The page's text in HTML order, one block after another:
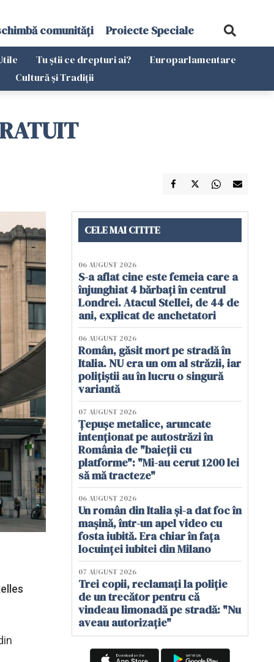
comunități Proiecte Speciale
Tu știi ce drepturi ai?
Europarlamentare
Cultură și Tradiții
CELE MAI CITITE
06 AUGUST 2026
S-a aflat cine este femeia care a
înjunghiat 4 bărbați în centrul
Londrei. Atacul Stellei, de 44 de
ani, explicat de anchetatori
06 AUGUST 2026
Român, găsit mort pe stradă în
Italia. NU era un om al străzii, iar
polițiștii au în lucru o singură
variantă
07 AUGUST 2026
Țepușe metalice, aruncate
intenționat pe autostrăzi în
România de "baieții cu
platforme": "Mi-au cerut 1200 lei
să mă tracteze"
06 AUGUST 2026
Un român din Italia și-a dat foc în
mașină, într-un apel video cu
fosta iubită. Era chiar în fața
locuinței iubitei din Milano
07 AUGUST 2026
Trei copii, reclamați la poliție
de un trecător pentru că
vindeau limonadă pe stradă: "Nu
aveau autorizație"